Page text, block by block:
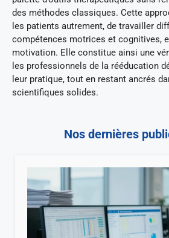
des méthodes classiques. Cette
les patients autrement, de travailler
compétences motrices et cognitives,
motivation. Elle constitue ainsi une
les professionnels de la rééducation
leur pratique, tout en restant ancrés
scientifiques solides.
Nos dernières